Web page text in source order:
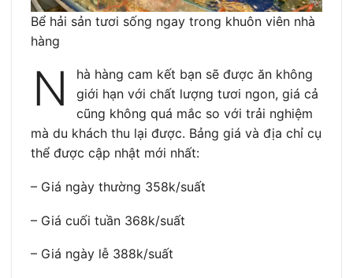
Bể hải sản tươi sống ngay trong khuôn viên nhà
hàng
N
hà hàng cam kết bạn sẽ được ăn không
giới hạn với chất lượng tươi ngon, giá cả
cũng không quá mắc so với trải nghiệm
mà du khách thu lại được. Bảng giá và địa chỉ cụ
thể được cập nhật mới nhất:
– Giá ngày thường 358k/suất
– Giá cuối tuần 368k/suất
– Giá ngày lễ 388k/suất